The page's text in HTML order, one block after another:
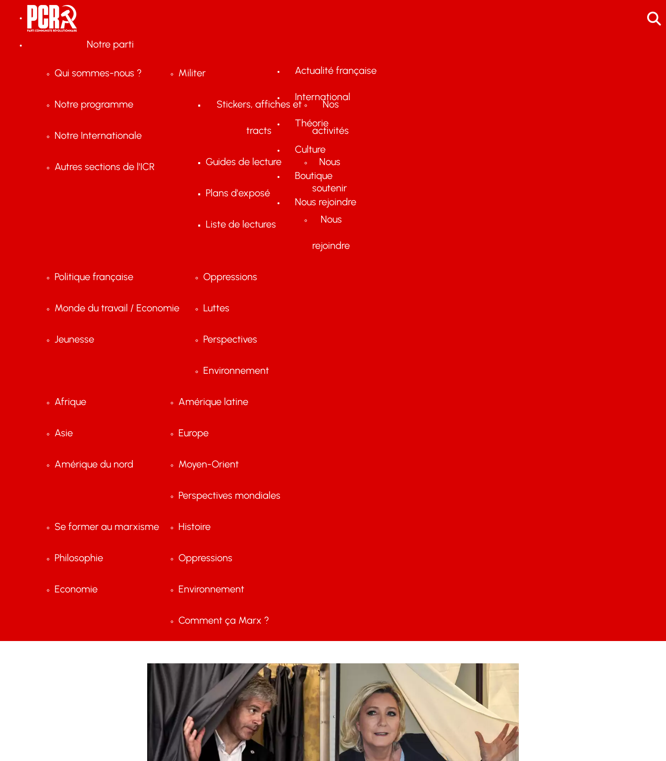
Notre parti
Qui sommes-nous ?
Notre programme
Notre Internationale
Autres sections de l'ICR
Militer
Stickers, affiches et
tracts
Guides de lecture
Plans d'exposé
Liste de lectures
Nos
activités
Nous
soutenir
Nous
rejoindre
Actualité française
Politique française
Monde du travail / Economie
Jeunesse
Oppressions
Luttes
Perspectives
Environnement
International
Afrique
Asie
Amérique du nord
Amérique latine
Europe
Moyen-Orient
Perspectives mondiales
Théorie
Se former au marxisme
Philosophie
Economie
Histoire
Oppressions
Environnement
Comment ça Marx ?
Culture
Boutique
Nous rejoindre